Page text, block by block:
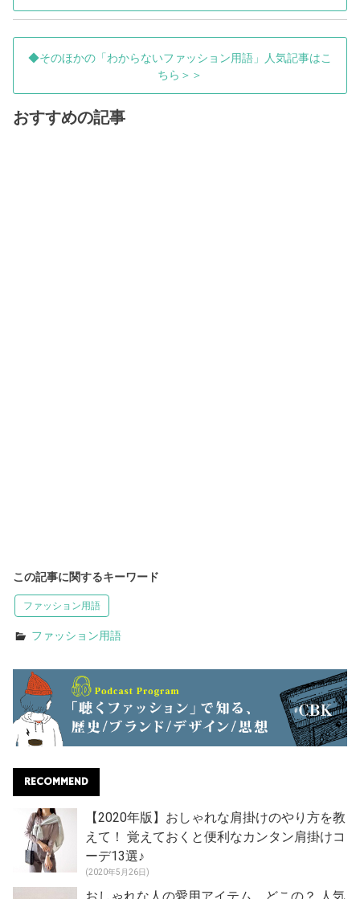
◆そのほかの「わからないファッション用語」人気記事はこ
ちら＞＞
おすすめの記事
この記事に関するキーワード
ファッション用語
ファッション用語
RECOMMEND
【2020年版】おしゃれな肩掛けのやり方を教
えて！ 覚えておくと便利なカンタン肩掛けコ
ーデ13選♪
(2020年5月26日)